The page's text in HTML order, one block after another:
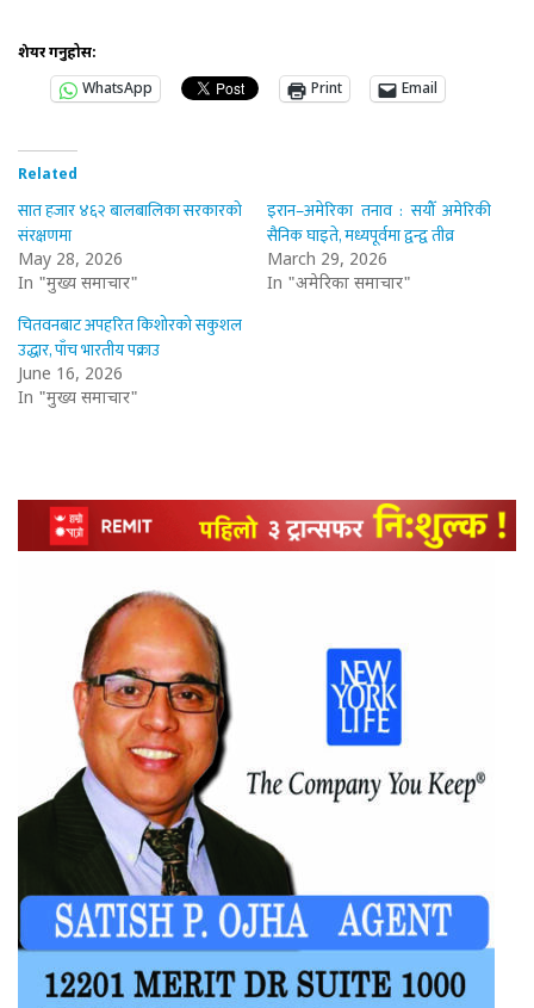
शेयर गर्नुहोस:
WhatsApp
Print Email
Related
सात हजार ४६२ बालबालिका सरकारको
संरक्षणमा
May 28, 2026
In "मुख्य समाचार"
इरान–अमेरिका तनाव : सयौँ अमेरिकी
सैनिक घाइते, मध्यपूर्वमा द्वन्द्व तीव्र
March 29, 2026
In "अमेरिका समाचार"
चितवनबाट अपहरित किशोरको सकुशल
उद्धार, पाँच भारतीय पक्राउ
June 16, 2026
In "मुख्य समाचार"